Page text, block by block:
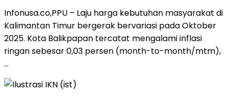
Infonusa.co,PPU – Laju harga kebutuhan masyarakat di
Kalimantan Timur bergerak bervariasi pada Oktober
2025. Kota Balikpapan tercatat mengalami inflasi
ringan sebesar 0,03 persen (month-to-month/mtm),
…